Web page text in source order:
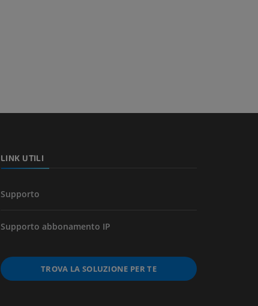
LINK UTILI
Supporto
Supporto abbonamento IP
TROVA LA SOLUZIONE PER TE